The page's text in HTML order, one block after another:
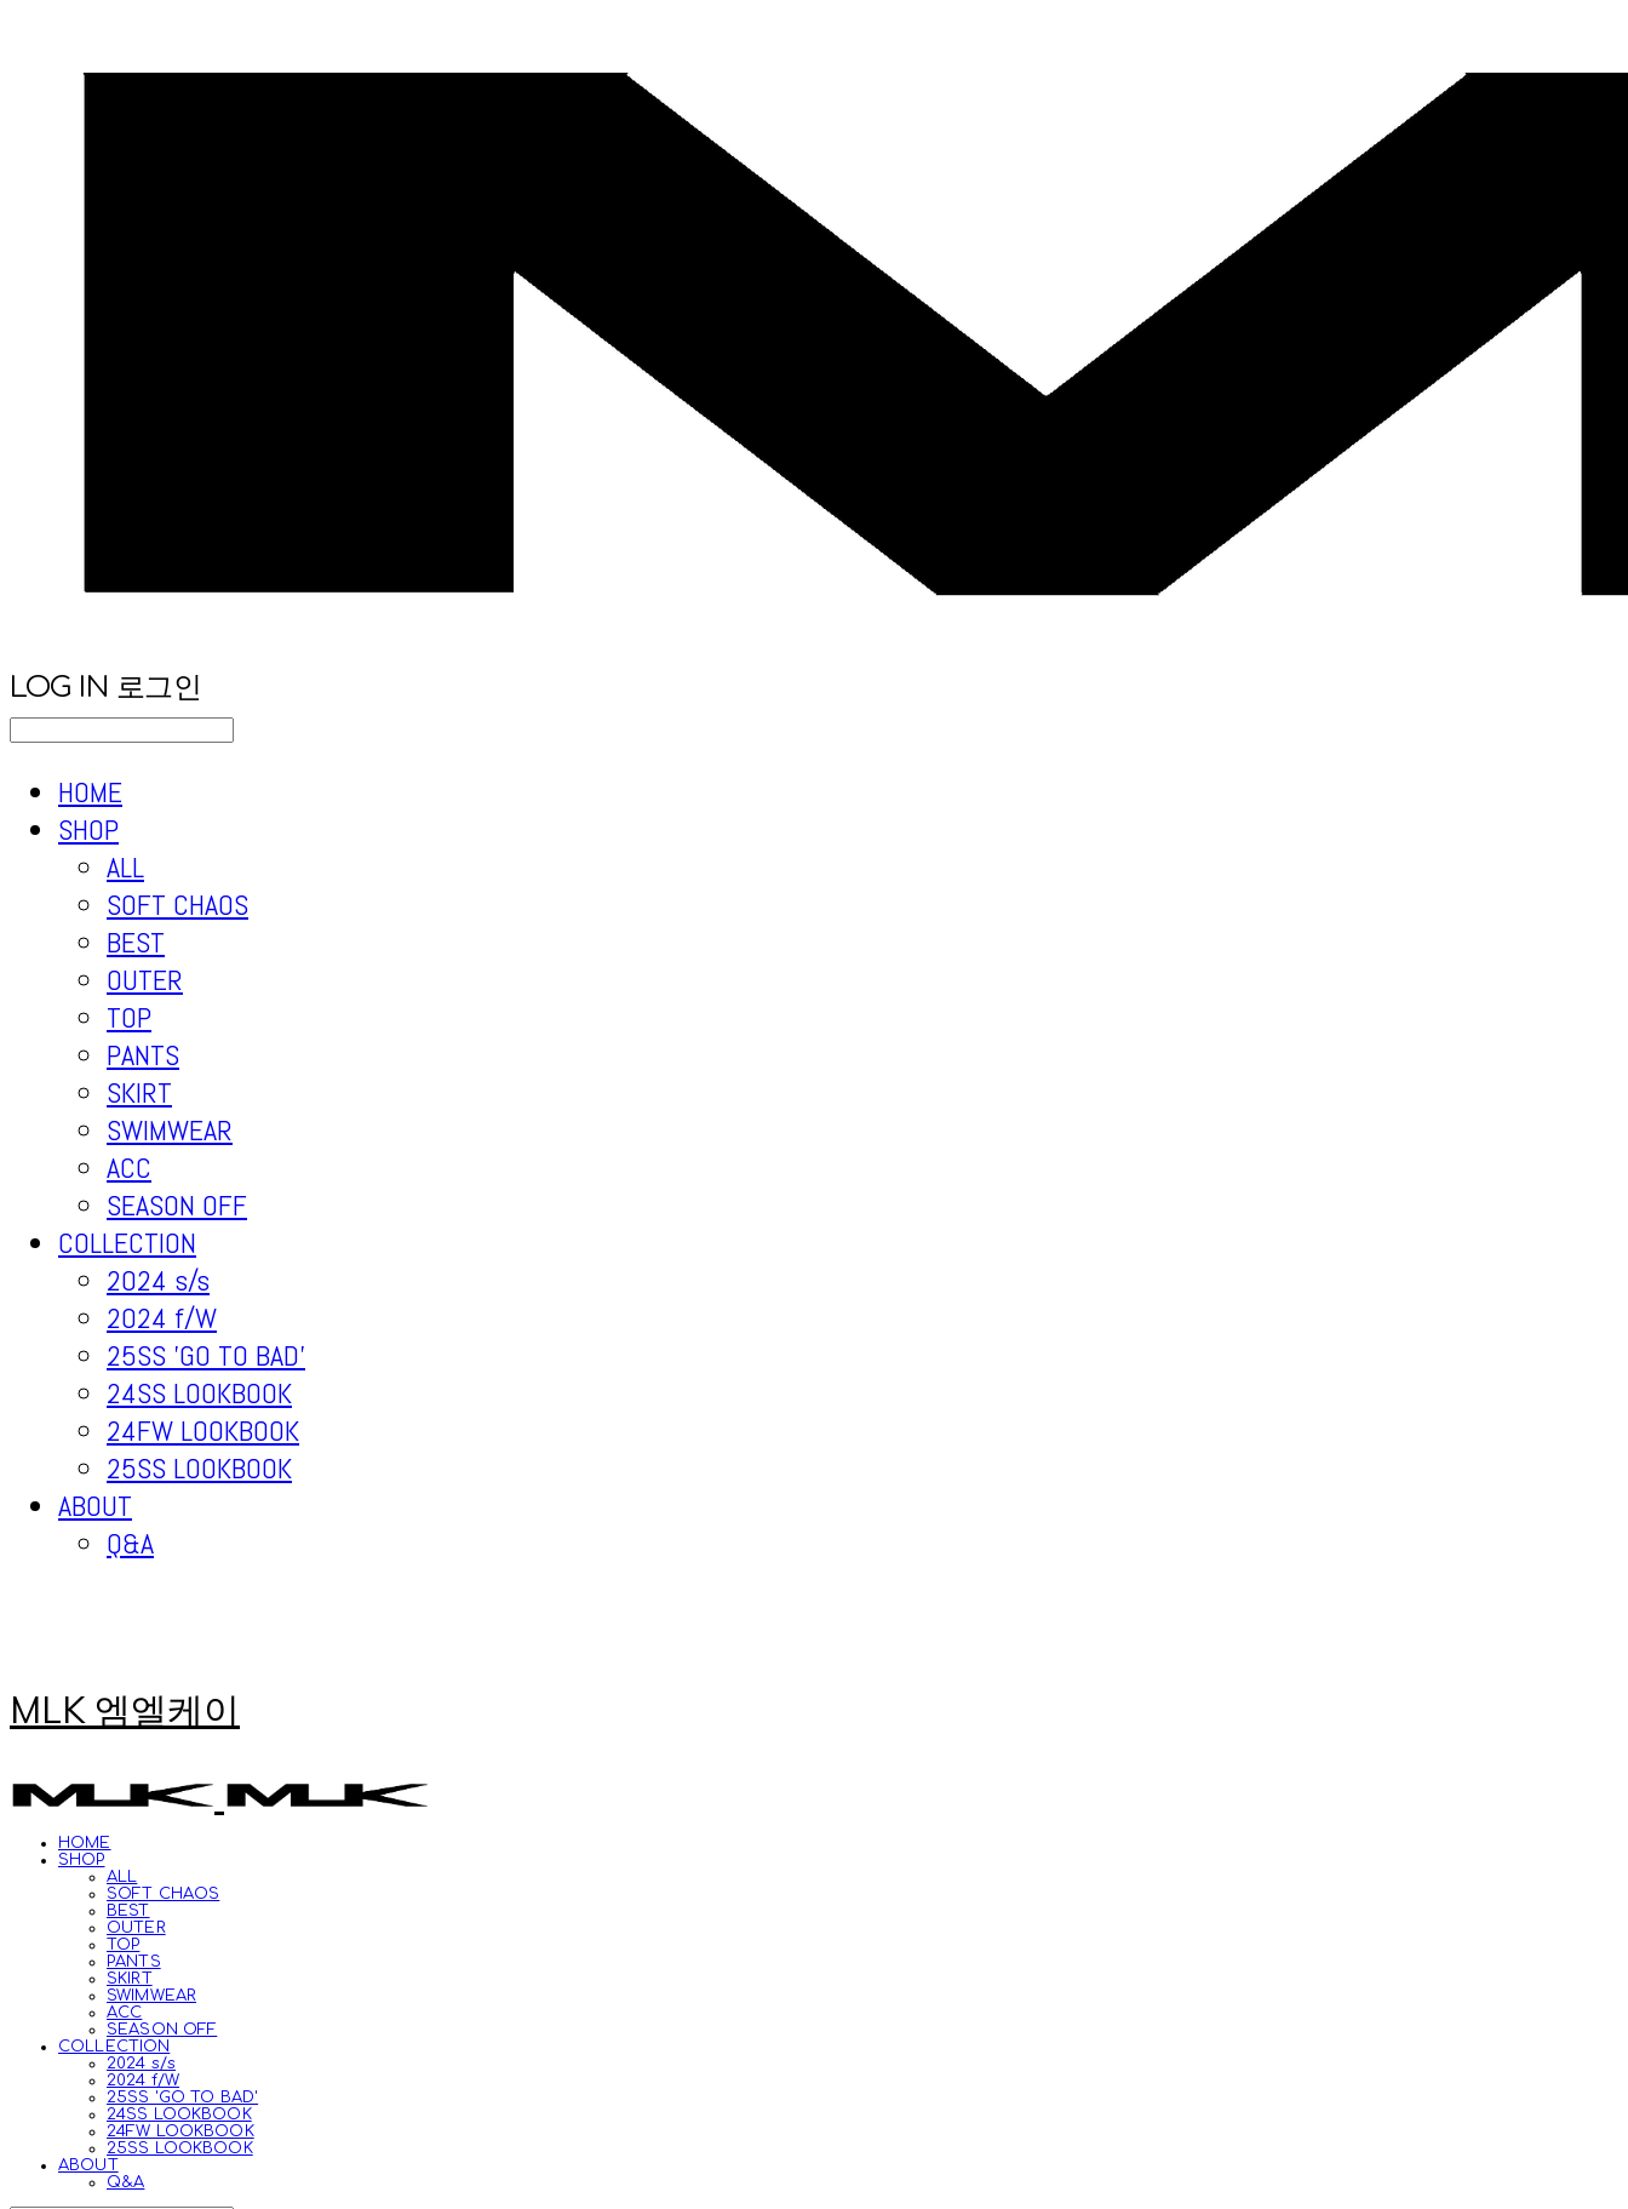
LOG IN 로그인
HOME
SHOP
ALL
SOFT CHAOS
BEST
OUTER
TOP
PANTS
SKIRT
SWIMWEAR
ACC
SEASON OFF
COLLECTION
2024 s/s
2024 f/W
25SS 'GO TO BAD'
24SS LOOKBOOK
24FW LOOKBOOK
25SS LOOKBOOK
ABOUT
Q&A
MLK 엠엘케이
HOME
SHOP
ALL
SOFT CHAOS
BEST
OUTER
TOP
PANTS
SKIRT
SWIMWEAR
ACC
SEASON OFF
COLLECTION
2024 s/s
2024 f/W
25SS 'GO TO BAD'
24SS LOOKBOOK
24FW LOOKBOOK
25SS LOOKBOOK
ABOUT
Q&A